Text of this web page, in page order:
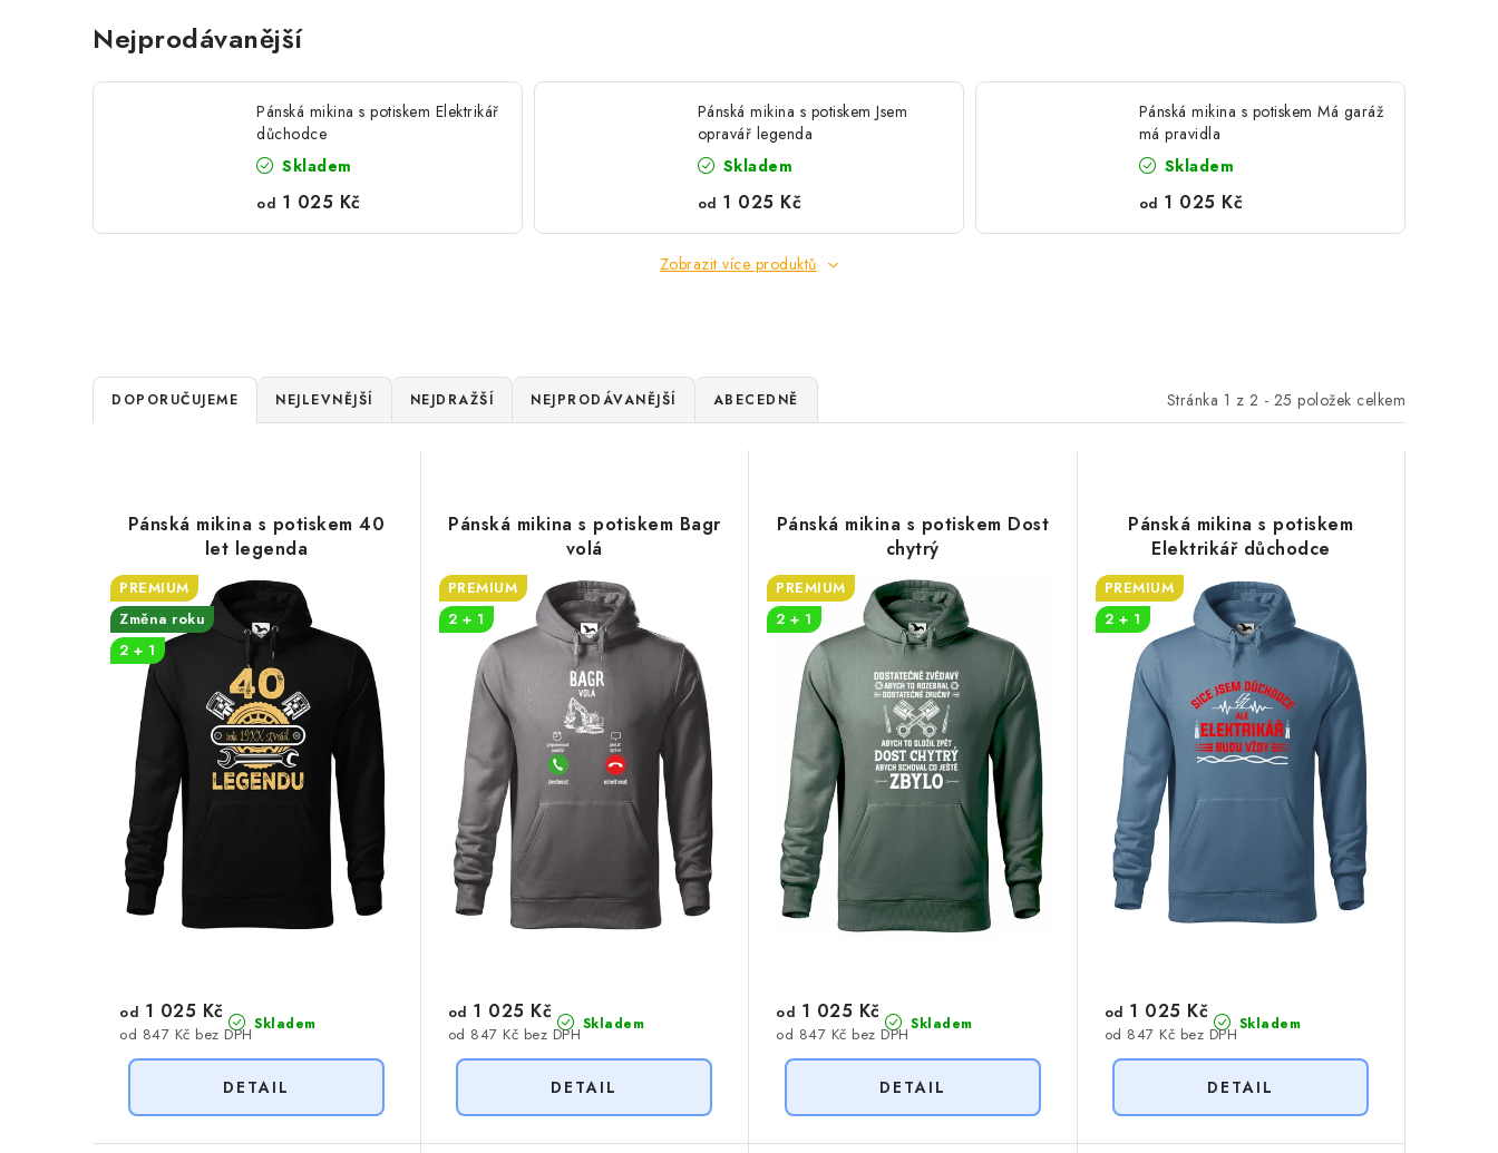
Nejprodávanější
Pánská mikina s potiskem Elektrikář
důchodce
Skladem
od 1 025 Kč
Pánská mikina s potiskem Jsem
opravář legenda
Skladem
od 1 025 Kč
Pánská mikina s potiskem Má garáž
má pravidla
Skladem
od 1 025 Kč
Zobrazit více produktů
Stránka 1 z 2 - 25 položek celkem
Ř
a
p
DOPORUČUJEME NEJLEVNĚJŠÍ NEJDRAŽŠÍ NEJPRODÁVANĚJŠÍ ABECEDNĚ
p
Pánská mikina s potiskem 40
let legenda
PREMIUM
Změna roku
2 + 1
Skladem
od 847 Kč bez DPH
od 1 025 Kč
Pánská mikina s potiskem Bagr
volá
PREMIUM
2 + 1
Skladem
od 847 Kč bez DPH
od 1 025 Kč
Pánská mikina s potiskem Dost
chytrý
PREMIUM
2 + 1
Skladem
od 847 Kč bez DPH
od 1 025 Kč
Pánská mikina s potiskem
Elektrikář důchodce
PREMIUM
2 + 1
Skladem
od 847 Kč bez DPH
od 1 025 Kč